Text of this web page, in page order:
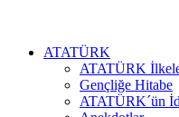
ATATÜRK
ATATÜRK
Gençliğe Hitabe
ATATÜRK´ün